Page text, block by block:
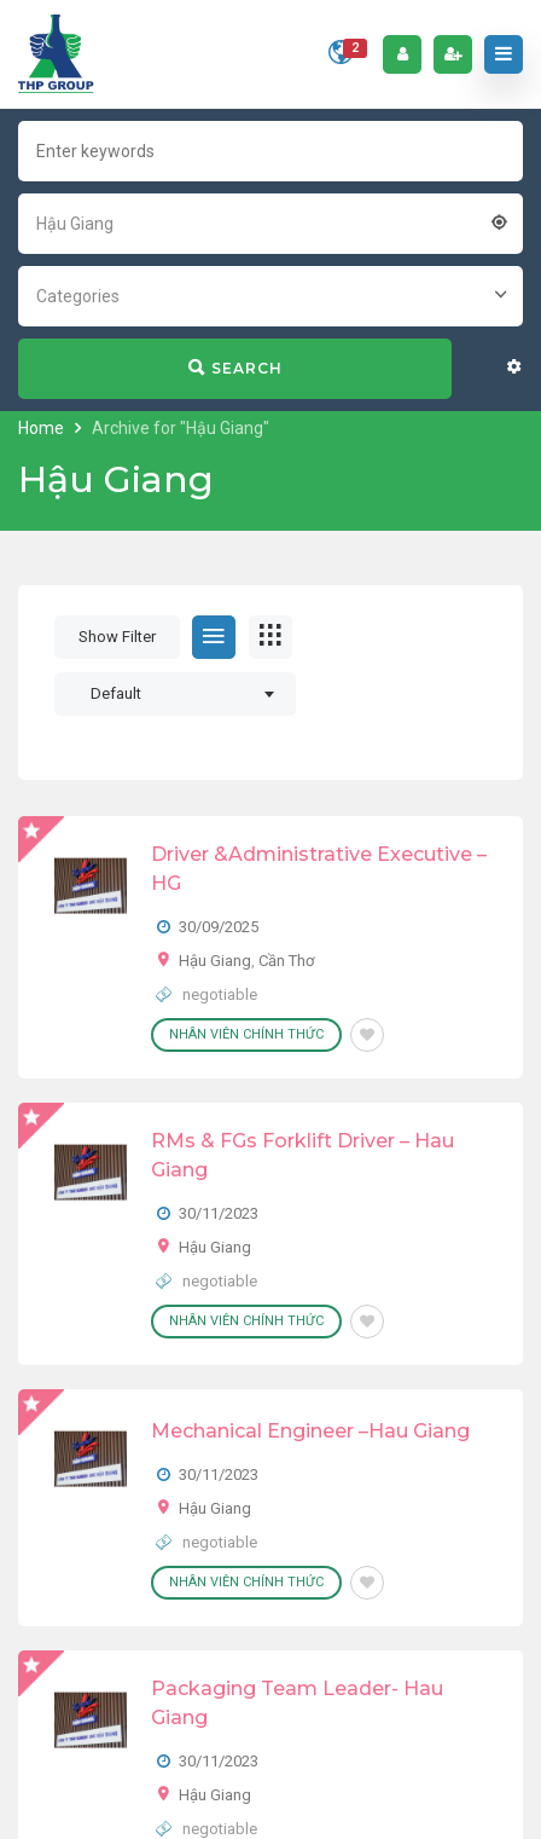
2
Hậu Giang
Categories
SEARCH
Home Archive for "Hậu Giang"
Hậu Giang
Show Filter
Default
Driver &Administrative Executive –
HG
30/09/2025
Hậu Giang, Cần Thơ
negotiable
NHÂN VIÊN CHÍNH THỨC
RMs & FGs Forklift Driver – Hau
Giang
30/11/2023
Hậu Giang
negotiable
NHÂN VIÊN CHÍNH THỨC
Mechanical Engineer –Hau Giang
30/11/2023
Hậu Giang
negotiable
NHÂN VIÊN CHÍNH THỨC
Packaging Team Leader- Hau
Giang
30/11/2023
Hậu Giang
negotiable